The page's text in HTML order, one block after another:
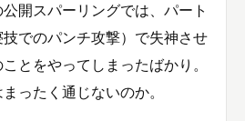
開スパーリングでは、パート
でのパンチ攻撃）で失神させ
とをやってしまったばかり。
ったく通じないのか。